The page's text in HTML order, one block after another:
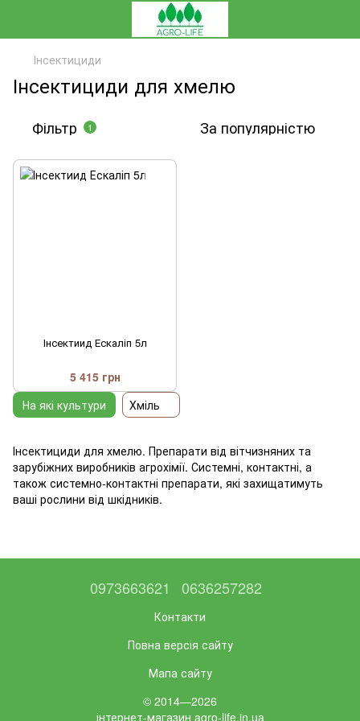
Інсектициди
Інсектициди для хмелю
Фільтр 1 За популярністю
Інсектиид Ескаліп 5л
5 415 грн
Інсектициди для хмелю. Препарати від вітчизняних та
зарубіжних виробників агрохімії. Системні, контактні, а
також системно-контактні препарати, які захищатимуть
ваші рослини від шкідників.
На які культури Хміль
0973663621 0636257282
Контакти
Повна версія сайту
Мапа сайту
© 2014—2026
інтернет-магазин agro-life.in.ua